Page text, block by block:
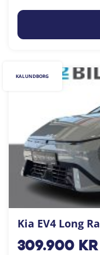
Kia EV4 Long
309.900kr
KALUNDBORG